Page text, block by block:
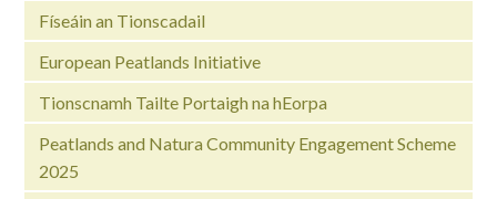
Físeáin an Tionscadail
European Peatlands Initiative
Tionscnamh Tailte Portaigh na hEorpa
Peatlands and Natura Community Engagement Scheme
2025